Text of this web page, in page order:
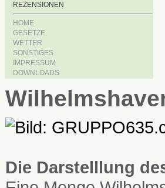
REZENSIONEN
HOME
GESETZE
WETTER
SONSTIGES
IMPRESSUM
DOWNLOADS
Die Darstelllung